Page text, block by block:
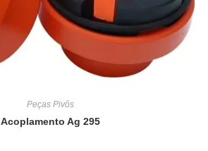
Peças Pivôs
Acoplamento Ag 295